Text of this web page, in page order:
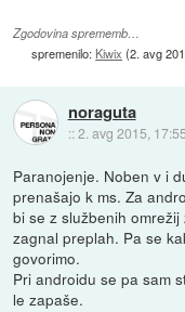
Zgodovina sprememb…
spremenilo: Kiwix (2. avg
noraguta
::2. avg 2015, 17:55
Paranojenje. Noben v i
prenašajo k ms. Za
bi se z službenih
zagnal preplah. Pa se
govorimo.
Pri androidu se pa sam
le zapaše.